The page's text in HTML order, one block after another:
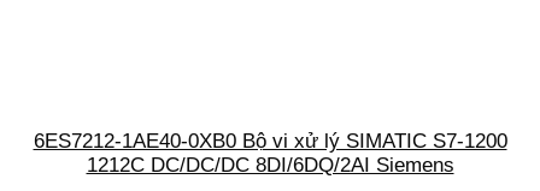
6ES7212-1AE40-0XB0 Bộ vi xử lý SIMATIC S7-1200
1212C DC/DC/DC 8DI/6DQ/2AI Siemens